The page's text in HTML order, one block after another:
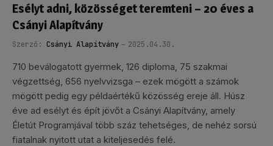
Esélyt adni, közösséget teremteni – 20 éves a
Csányi Alapítvány
Szerző: Csányi Alapítvány 2025.04.30.
710 beválogatott gyermek, 126 diploma, 75 szakmai
végzettség, 656 nyelvvizsga – ezek mögött a számok
mögött pedig egy példaértékű közösség ereje áll. Húsz
éve ad esélyt és épít jövőt a Csányi Alapítvány, amely
Életút Programjával több száz tehetséges, de nehéz sorsú
fiatalnak nyitott utat a kiteljesedés felé.